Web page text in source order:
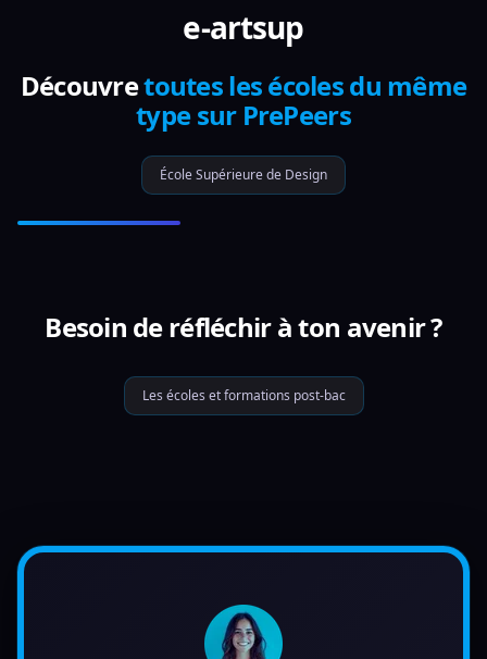
e-artsup
Découvretoutes les écoles du même
type sur PrePeers
École Supérieure de Design
Besoin de réfléchir à ton avenir ?
Les écoles et formations post-bac